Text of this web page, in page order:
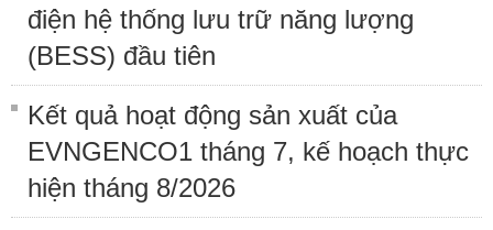
điện hệ thống lưu trữ năng lượng
(BESS) đầu tiên
Kết quả hoạt động sản xuất của
EVNGENCO1 tháng 7, kế hoạch thực
hiện tháng 8/2026